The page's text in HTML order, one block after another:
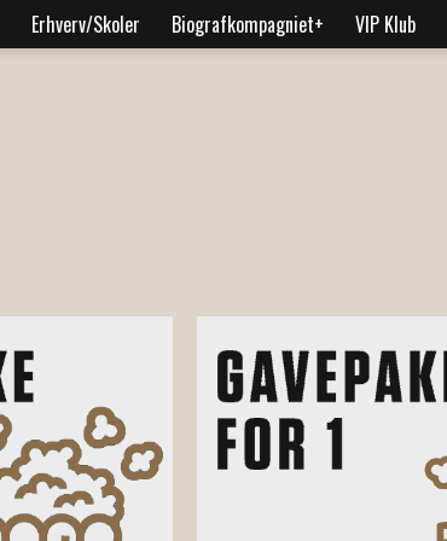
Erhverv/Skoler Biografkompagniet+ VIP Klub